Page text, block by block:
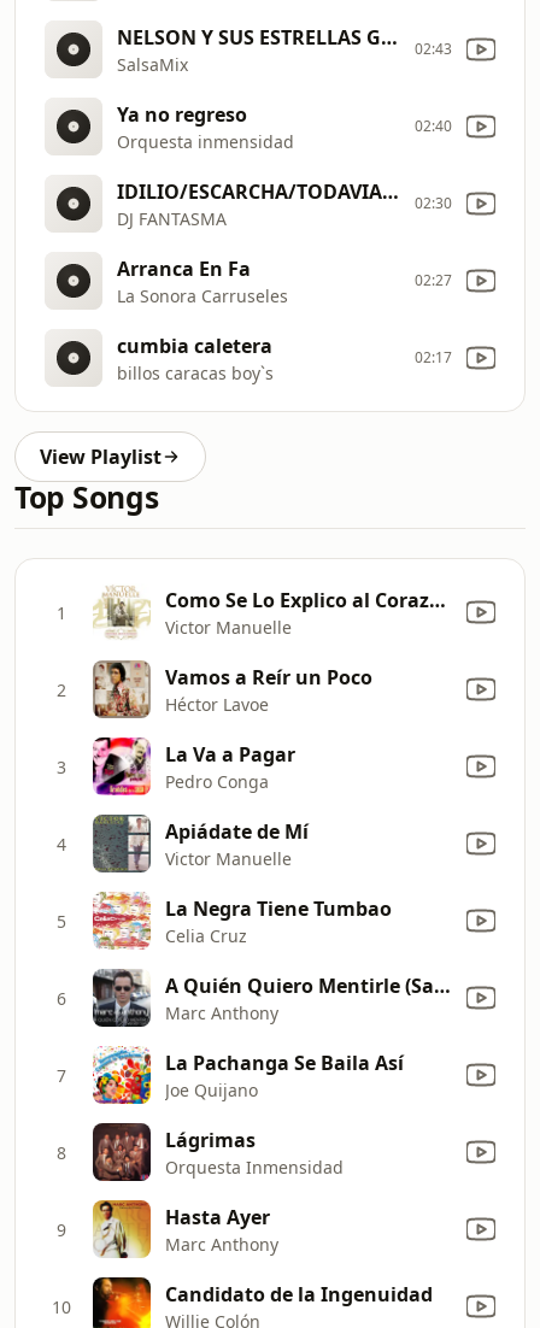
NELSON Y SUS ESTRELLAS GARAGE MIX
SalsaMix
02:43
Ya no regreso
Orquesta inmensidad
02:40
IDILIO/ESCARCHA/TODAVIA 2008 MIX
DJ FANTASMA
02:30
Arranca En Fa
La Sonora Carruseles
02:27
cumbia caletera
billos caracas boy`s
02:17
View Playlist
Top Songs
1 Como Se Lo Explico al Corazón
Victor Manuelle
2 Vamos a Reír un Poco
Héctor Lavoe
3 La Va a Pagar
Pedro Conga
4 Apiádate de Mí
Victor Manuelle
5 La Negra Tiene Tumbao
Celia Cruz
6 A Quién Quiero Mentirle (Salsa Version)
Marc Anthony
7 La Pachanga Se Baila Así
Joe Quijano
8 Lágrimas
Orquesta Inmensidad
9 Hasta Ayer
Marc Anthony
10 Candidato de la Ingenuidad
Willie Colón